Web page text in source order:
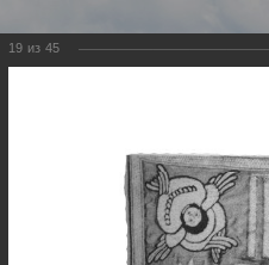
19 из 45